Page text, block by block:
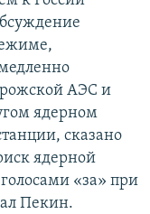
АЭС и
ядерном
сказано
ядерной
«за» при
Пекин.